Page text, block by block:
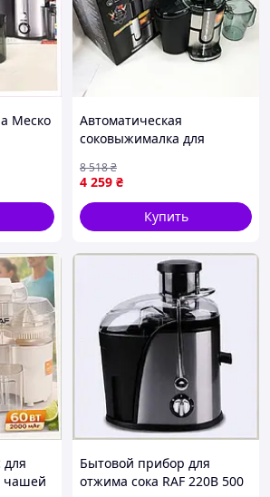
Меско
Автоматическая
соковыжималка для
Электрическая
соковыжималка для
апельсинов DW-86 NEW
4 259 ₴
8 518₴
Купить
чашей
Бытовой прибор для
отжима сока RAF 220В 500